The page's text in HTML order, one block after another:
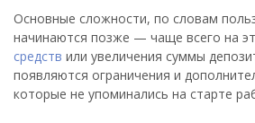
Основные сложности, по словам
начинаются позже — чаще всего на
средств или увеличения суммы
появляются ограничения и
которые не упоминались на старте